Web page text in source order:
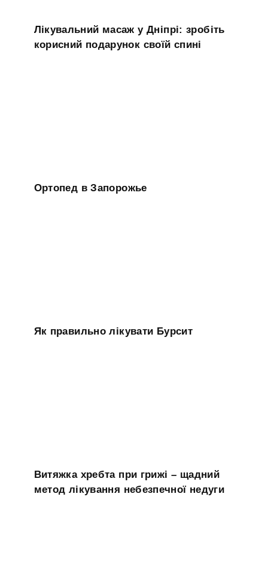
Лікувальний масаж у Дніпрі: зробіть
корисний подарунок своїй спині
Ортопед в Запорожье
Як правильно лікувати Бурсит
Витяжка хребта при грижі – щадний
метод лікування небезпечної недуги